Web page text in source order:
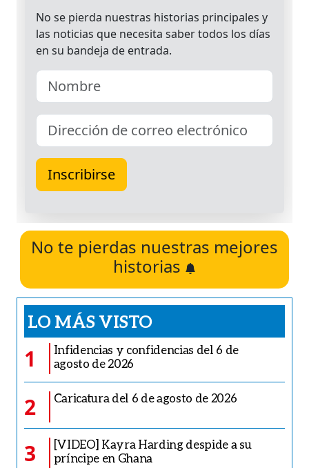
No te pierdas nuestras mejores
historias
LO MÁS VISTO
1
Infidencias y confidencias del 6 de
agosto de 2026
2 Caricatura del 6 de agosto de 2026
3
[VIDEO] Kayra Harding despide a su
príncipe en Ghana